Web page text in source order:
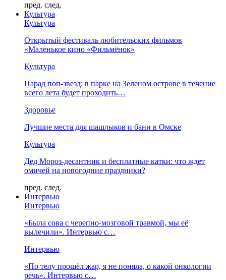
пред. след.
Культура
Культура
Открытый фестиваль любительских фильмов
«Маленькое кино «Фильмёнок»
Культура
Парад поп-звезд: в парке на Зеленом острове в течение
всего лета будет проходить…
Здоровье
Лучшие места для шашлыков и бани в Омске
Культура
Дед Мороз-десантник и бесплатные катки: что ждет
омичей на новогодние праздники?
пред. след.
Интервью
Интервью
«Была сова с черепно-мозговой травмой, мы её
вылечили». Интервью с…
Интервью
«По телу прошёл жар, я не поняла, о какой онкологии
речь». Интервью с…